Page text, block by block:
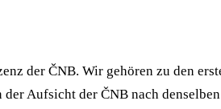
der ČNB. Wir gehören zu den
Aufsicht der ČNB nach